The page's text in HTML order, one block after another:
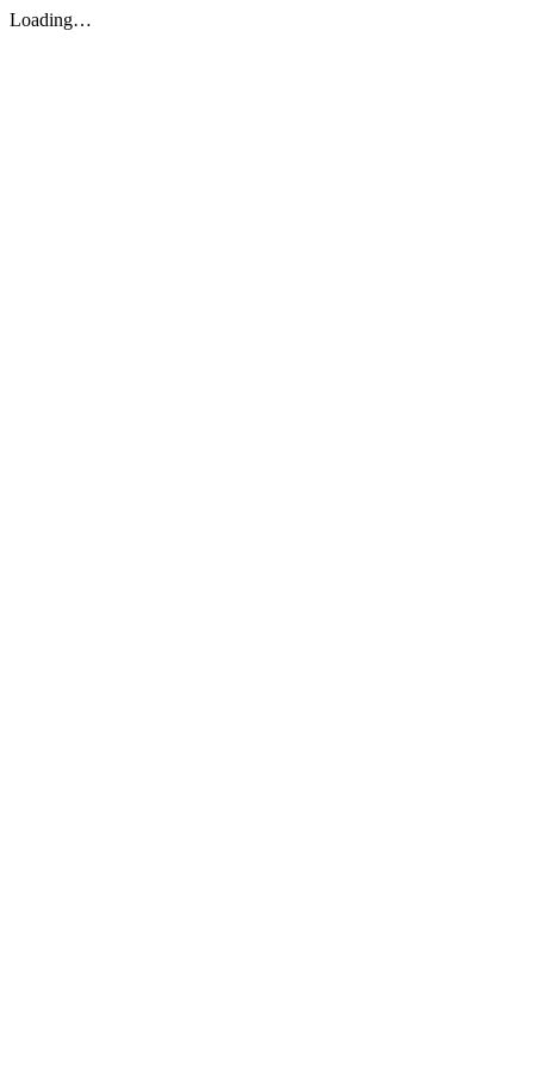
Loading…